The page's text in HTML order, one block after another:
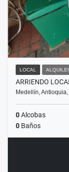
LOCAL
ARRIENDO
Medellín,
0Alcobas
0 Baños